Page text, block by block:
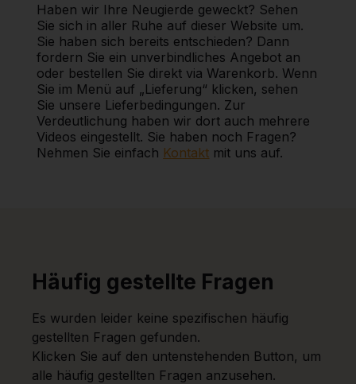
Haben wir Ihre Neugierde geweckt? Sehen
Sie sich in aller Ruhe auf dieser Website um.
Sie haben sich bereits entschieden? Dann
fordern Sie ein unverbindliches Angebot an
oder bestellen Sie direkt via Warenkorb. Wenn
Sie im Menü auf „Lieferung“ klicken, sehen
Sie unsere Lieferbedingungen. Zur
Verdeutlichung haben wir dort auch mehrere
Videos eingestellt. Sie haben noch Fragen?
Nehmen Sie einfach Kontakt mit uns auf.
Häufig gestellte Fragen
Es wurden leider keine spezifischen häufig
gestellten Fragen gefunden.
Klicken Sie auf den untenstehenden Button, um
alle häufig gestellten Fragen anzusehen.